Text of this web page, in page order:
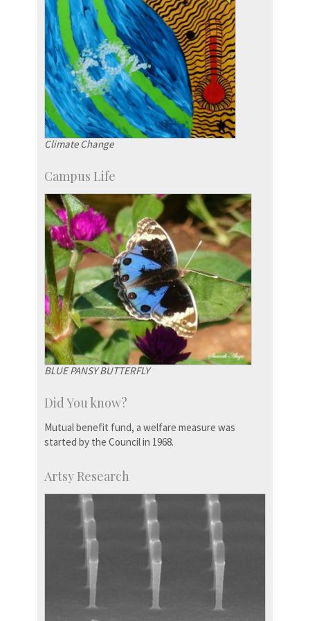
Climate Change
Campus Life
BLUE PANSY BUTTERFLY
Did You know?
Mutual benefit fund, a welfare measure was
started by the Council in 1968.
Artsy Research